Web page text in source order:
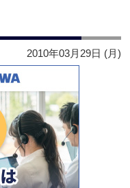
2010年03月29日 (月)